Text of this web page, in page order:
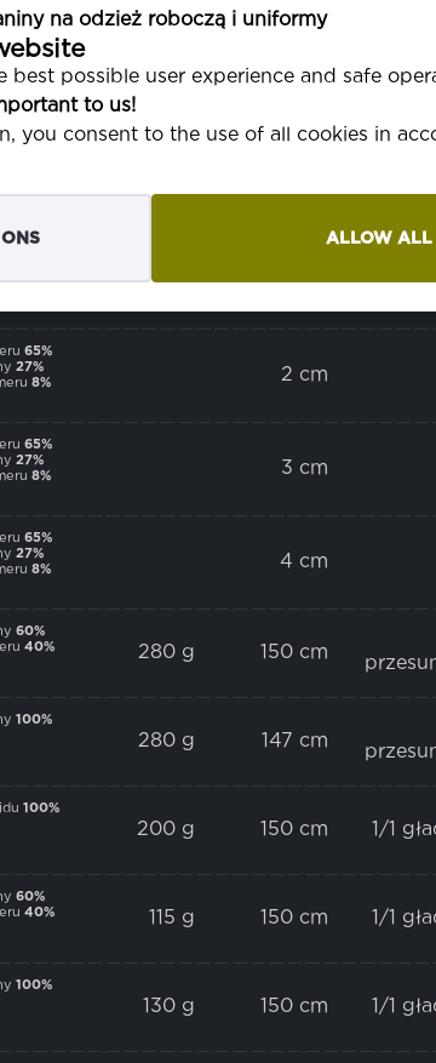
na odzież roboczą i uniformy
best possible user experience and safe
to us!
you consent to the use of all cookies in
ALLOW ALL
60 g 150 cm
100%
185 g 150 cm
130 g 150 cm 1/1
65%
27%
8% 2 cm
65%
27%
8% 3 cm
65%
27%
8% 4 cm
60%
40% 280 g 150 cm
100%
280 g 147 cm
100%
200 g 150 cm 1/1
60%
40% 115 g 150 cm 1/1
100%
130 g 150 cm 1/1